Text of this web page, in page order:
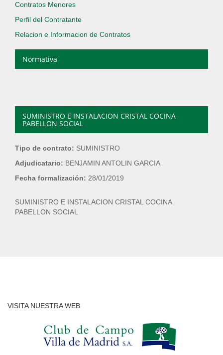
Contratos Menores
Perfil del Contratante
Relacion e Informacion de Contratos
Normativa
SUMINISTRO E INSTALACION CRISTAL COCINA
PABELLON SOCIAL
Tipo de contrato: SUMINISTRO
Adjudicatario: BENJAMIN ANTOLIN GARCIA
Fecha formalización: 28/01/2019
SUMINISTRO E INSTALACION CRISTAL COCINA
PABELLON SOCIAL
VISITA NUESTRA WEB